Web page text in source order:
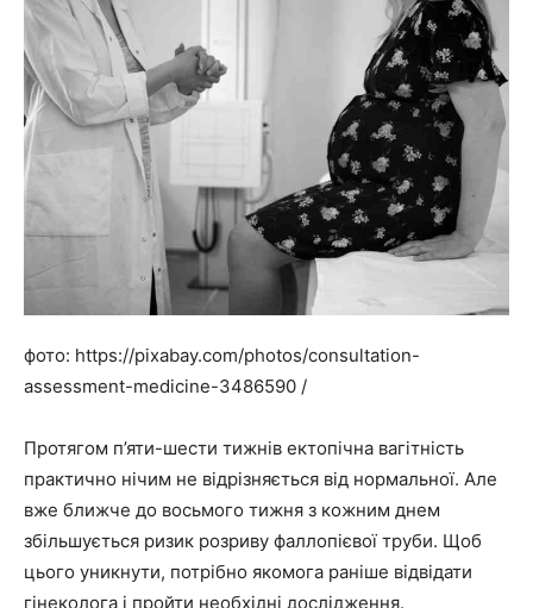
фото: https://pixabay.com/photos/consultation-
assessment-medicine-3486590 /
Протягом п’яти-шести тижнів ектопічна вагітність
практично нічим не відрізняється від нормальної. Але
вже ближче до восьмого тижня з кожним днем
збільшується ризик розриву фаллопієвої труби. Щоб
цього уникнути, потрібно якомога раніше відвідати
гінеколога і пройти необхідні дослідження.